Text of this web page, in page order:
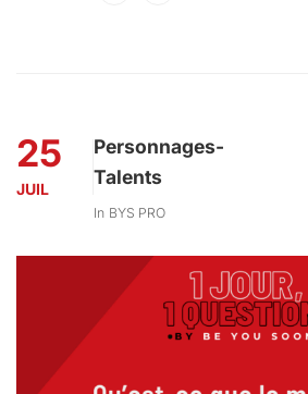
25
JUIL
Personnages-
Talents
In BYS PRO